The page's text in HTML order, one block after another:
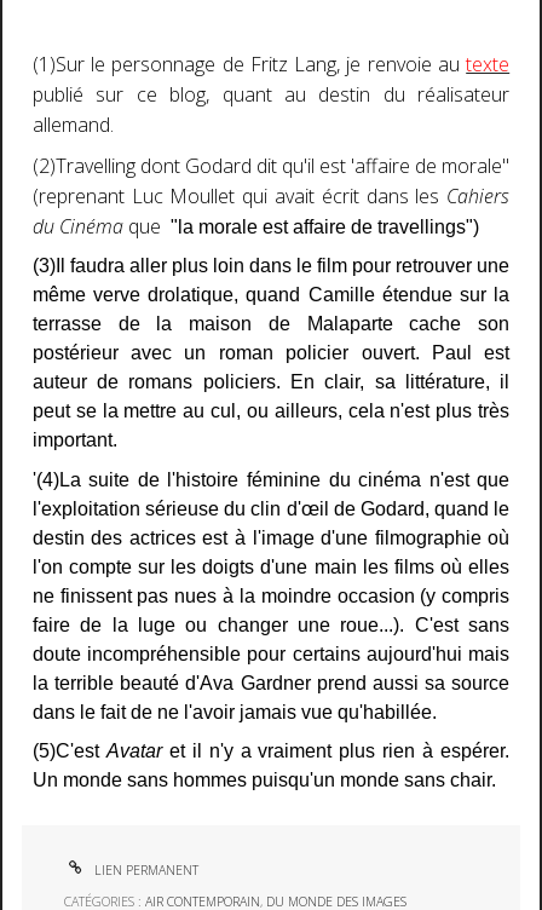
(1)Sur le personnage de Fritz Lang, je renvoie au texte
publié sur ce blog, quant au destin du réalisateur
allemand.
(2)Travelling dont Godard dit qu'il est 'affaire de morale"
(reprenant Luc Moullet qui avait écrit dans les Cahiers
du Cinémaque "la morale est affaire de travellings")
(3)Il faudra aller plus loin dans le film pour retrouver une
même verve drolatique, quand Camille étendue sur la
terrasse de la maison de Malaparte cache son
postérieur avec un roman policier ouvert. Paul est
auteur de romans policiers. En clair, sa littérature, il
peut se la mettre au cul, ou ailleurs, cela n'est plus très
important.
'(4)La suite de l'histoire féminine du cinéma n'est que
l'exploitation sérieuse du clin d'œil de Godard, quand le
destin des actrices est à l'image d'une filmographie où
l'on compte sur les doigts d'une main les films où elles
ne finissent pas nues à la moindre occasion (y compris
faire de la luge ou changer une roue...). C'est sans
doute incompréhensible pour certains aujourd'hui mais
la terrible beauté d'Ava Gardner prend aussi sa source
dans le fait de ne l'avoir jamais vue qu'habillée.
(5)C'estAvataret il n'y a vraiment plus rien à espérer.
Un monde sans hommes puisqu'un monde sans chair.
LIEN PERMANENT
CATÉGORIES :AIR CONTEMPORAIN, DU MONDE DES IMAGES